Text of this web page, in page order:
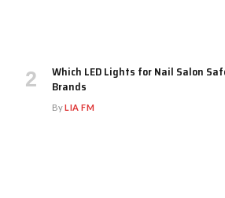
Which LED Lights for Nail Salon
Brands
ByLIA FM